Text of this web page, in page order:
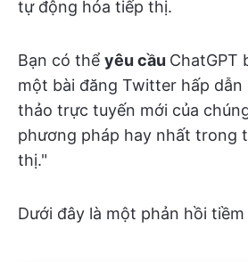
tự động hóa tiếp thị.
Bạn có thể yêu cầu ChatGPT
một bài đăng Twitter hấp dẫn
thảo trực tuyến mới của
phương pháp hay nhất trong
thị."
Dưới đây là một phản hồi tiềm